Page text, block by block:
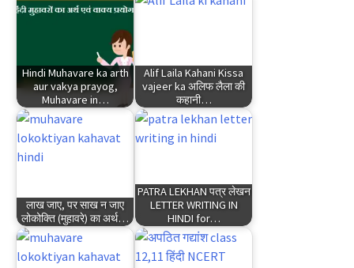
Hindi Muhavare ka arth
aur vakya prayog,
Muhavare in…
Alif Laila Kahani Kissa
vajeer ka अलिफ लैला की
कहानी…
लाख जाए, पर साख न जाए
लोकोक्ति (मुहावरे) का अर्थ…
PATRA LEKHAN पत्र लेखन
LETTER WRITING IN
HINDI for…